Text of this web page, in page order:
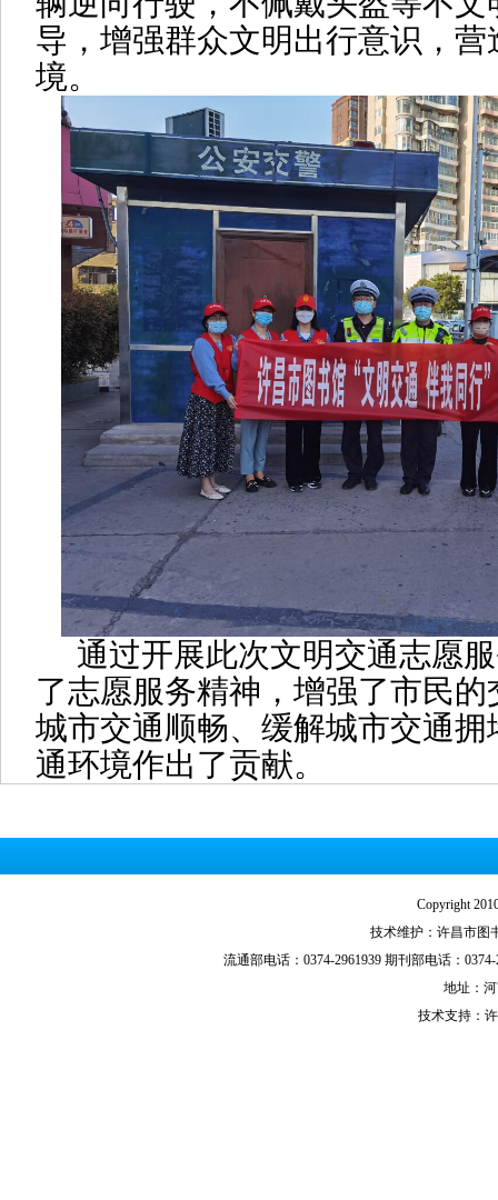
导，增强群众文明出行意识，
境。
通过开展此次文明交通志愿
了志愿服务精神，增强了市民
城市交通顺畅、缓解城市交通
通环境作出了贡献。
Copyright
技术维护：许昌市图
流通部电话：0374-2961939 期刊部电话：
地址：
技术支持：